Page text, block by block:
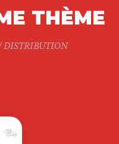
THÈME
DISTRIBUTION